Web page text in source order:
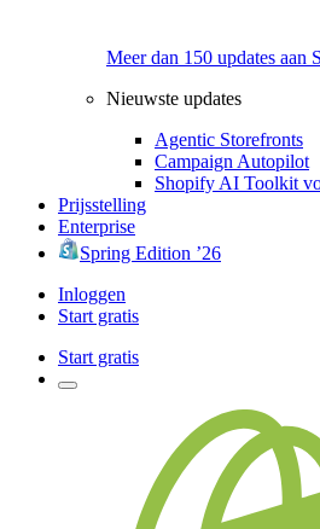
Meer dan 150 updates aan
Nieuwste updates
Agentic Storefronts
Campaign Autopilot
Shopify AI Toolkit
Prijsstelling
Enterprise
Spring Edition ’26
Inloggen
Start gratis
Start gratis